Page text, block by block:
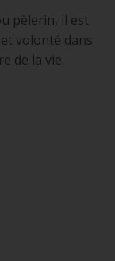
pèlerin, il est
volonté dans
de la vie.